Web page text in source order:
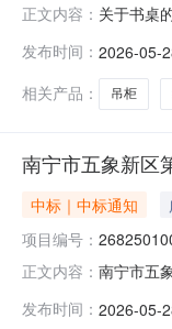
正文内容： 关于书桌
纹桌面黑
发布时间： 2026-05-
相关产品：
吊柜
南宁市五象新区
中标｜中标通知
项目编号：
正文内容： 南宁市五
廖培杰项
发布时间： 2026-05-